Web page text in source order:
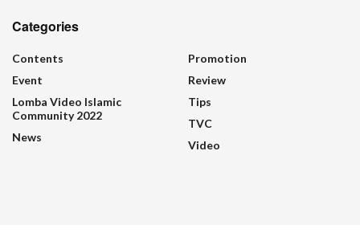
Categories
Contents
Event
Lomba Video Islamic
Community 2022
News
Promotion
Review
Tips
TVC
Video